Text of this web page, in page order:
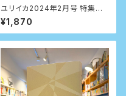
ユリイカ2024年2月号 特集＝
クレイジーキャッツの時代
¥1,870